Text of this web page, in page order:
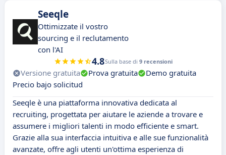
Seeqle
Ottimizzate il vostro
sourcing e il reclutamento
con l'AI
4.8Sulla base di 9 recensioni
Versione gratuita Prova gratuita
Demo gratuita
Precio bajo solicitud
Seeqle è una piattaforma innovativa dedicata al
recruiting, progettata per aiutare le aziende a trovare e
assumere i migliori talenti in modo efficiente e smart.
Grazie alla sua interfaccia intuitiva e alle sue funzionalità
avanzate, offre agli utenti un'ottima esperienza di